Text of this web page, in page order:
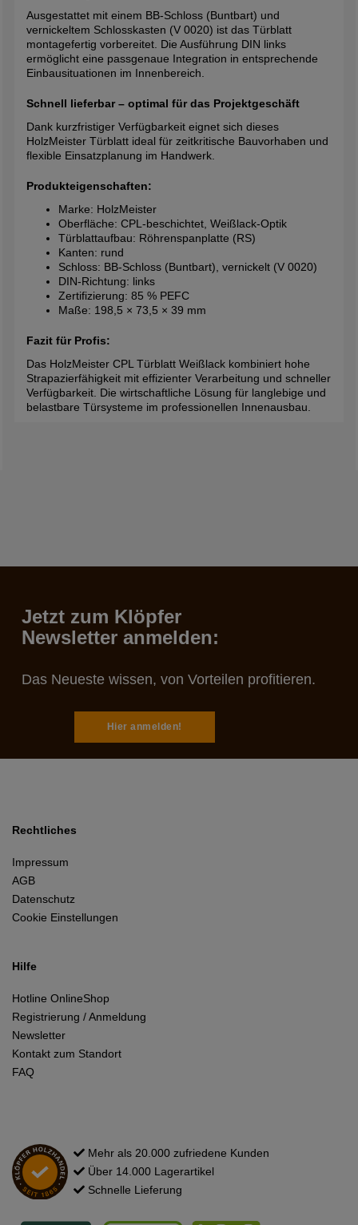
Ausgestattet mit einem BB-Schloss (Buntbart) und
vernickeltem Schlosskasten (V 0020) ist das Türblatt
montagefertig vorbereitet. Die Ausführung DIN links
ermöglicht eine passgenaue Integration in entsprechende
Einbausituationen im Innenbereich.
Schnell lieferbar – optimal für das Projektgeschäft
Dank kurzfristiger Verfügbarkeit eignet sich dieses
HolzMeister Türblatt ideal für zeitkritische Bauvorhaben und
flexible Einsatzplanung im Handwerk.
Produkteigenschaften:
Marke: HolzMeister
Oberfläche: CPL-beschichtet, Weißlack-Optik
Türblattaufbau: Röhrenspanplatte (RS)
Kanten: rund
Schloss: BB-Schloss (Buntbart), vernickelt (V 0020)
DIN-Richtung: links
Zertifizierung: 85 % PEFC
Maße: 198,5 × 73,5 × 39 mm
Fazit für Profis:
Das HolzMeister CPL Türblatt Weißlack kombiniert hohe
Strapazierfähigkeit mit effizienter Verarbeitung und schneller
Verfügbarkeit. Die wirtschaftliche Lösung für langlebige und
belastbare Türsysteme im professionellen Innenausbau.
Jetzt zum Klöpfer
Newsletter anmelden:
Das Neueste wissen, von Vorteilen profitieren.
Hier anmelden!
Rechtliches
Impressum
AGB
Datenschutz
Cookie Einstellungen
Hilfe
Hotline OnlineShop
Registrierung / Anmeldung
Newsletter
Kontakt zum Standort
FAQ
Mehr als 20.000 zufriedene Kunden
Über 14.000 Lagerartikel
Schnelle Lieferung